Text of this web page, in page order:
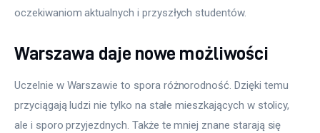
oczekiwaniom aktualnych i przyszłych studentów.
Warszawa daje nowe możliwości
Uczelnie w Warszawie to spora różnorodność. Dzięki temu
przyciągają ludzi nie tylko na stałe mieszkających w stolicy,
ale i sporo przyjezdnych. Także te mniej znane starają się